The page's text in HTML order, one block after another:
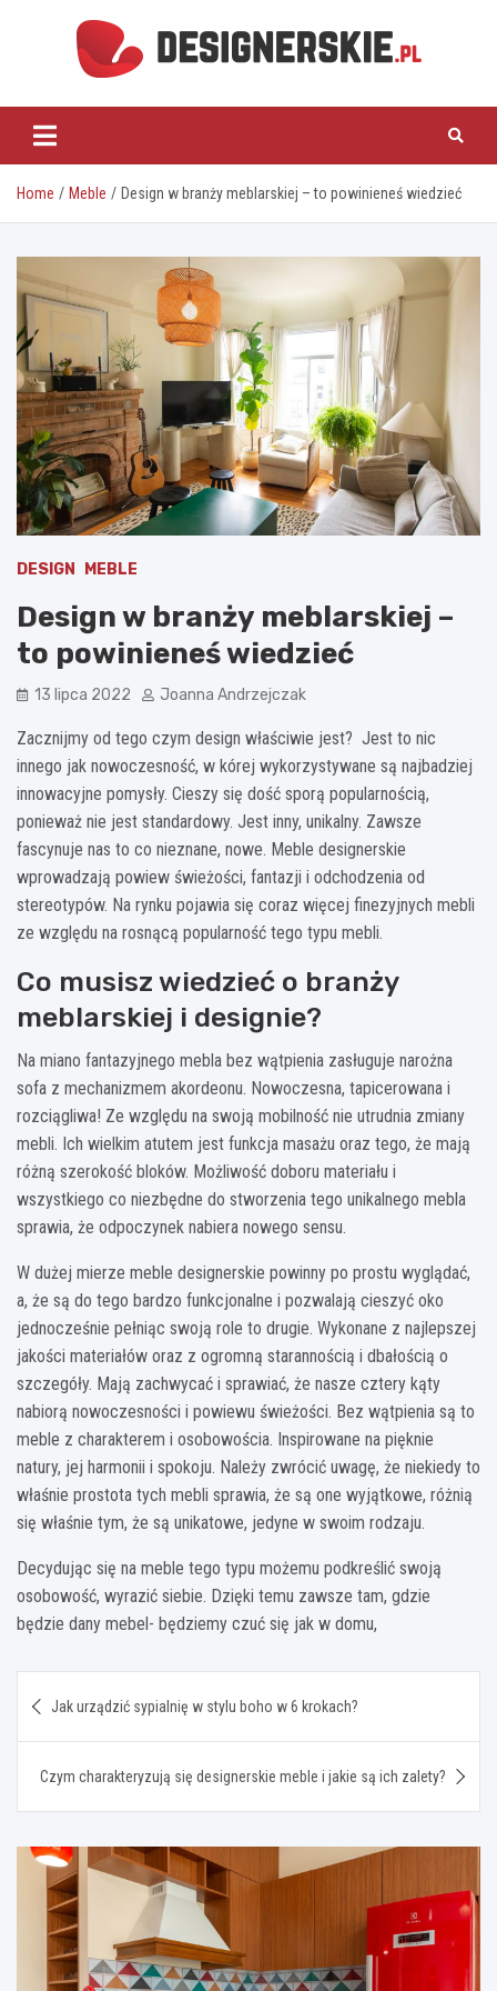
designerskie.pl
Home Meble Design w branży meblarskiej – to powinieneś wiedzieć
DESIGN MEBLE
Design w branży meblarskiej –
to powinieneś wiedzieć
13 lipca 2022 Joanna Andrzejczak
Zacznijmy od tego czym design właściwie jest? Jest to nic
innego jak nowoczesność, w kórej wykorzystywane są najbadziej
innowacyjne pomysły. Cieszy się dość sporą popularnością,
ponieważ nie jest standardowy. Jest inny, unikalny. Zawsze
fascynuje nas to co nieznane, nowe. Meble designerskie
wprowadzają powiew świeżości, fantazji i odchodzenia od
stereotypów. Na rynku pojawia się coraz więcej finezyjnych mebli
ze względu na rosnącą popularność tego typu mebli.
Co musisz wiedzieć o branży
meblarskiej i designie?
Na miano fantazyjnego mebla bez wątpienia zasługuje narożna
sofa z mechanizmem akordeonu. Nowoczesna, tapicerowana i
rozciągliwa! Ze względu na swoją mobilność nie utrudnia zmiany
mebli. Ich wielkim atutem jest funkcja masażu oraz tego, że mają
różną szerokość bloków. Możliwość doboru materiału i
wszystkiego co niezbędne do stworzenia tego unikalnego mebla
sprawia, że odpoczynek nabiera nowego sensu.
W dużej mierze meble designerskie powinny po prostu wyglądać,
a, że są do tego bardzo funkcjonalne i pozwalają cieszyć oko
jednocześnie pełniąc swoją role to drugie. Wykonane z najlepszej
jakości materiałów oraz z ogromną starannością i dbałością o
szczegóły. Mają zachwycać i sprawiać, że nasze cztery kąty
nabiorą nowoczesności i powiewu świeżości. Bez wątpienia są to
meble z charakterem i osobowościa. Inspirowane na pięknie
natury, jej harmonii i spokoju. Należy zwrócić uwagę, że niekiedy to
właśnie prostota tych mebli sprawia, że są one wyjątkowe, różnią
się właśnie tym, że są unikatowe, jedyne w swoim rodzaju.
Decydując się na meble tego typu możemu podkreślić swoją
osobowość, wyrazić siebie. Dzięki temu zawsze tam, gdzie
będzie dany mebel- będziemy czuć się jak w domu,
wpisu
Jak urządzić sypialnię w stylu boho w 6 krokach?
Czym charakteryzują się designerskie meble i jakie są ich zalety?